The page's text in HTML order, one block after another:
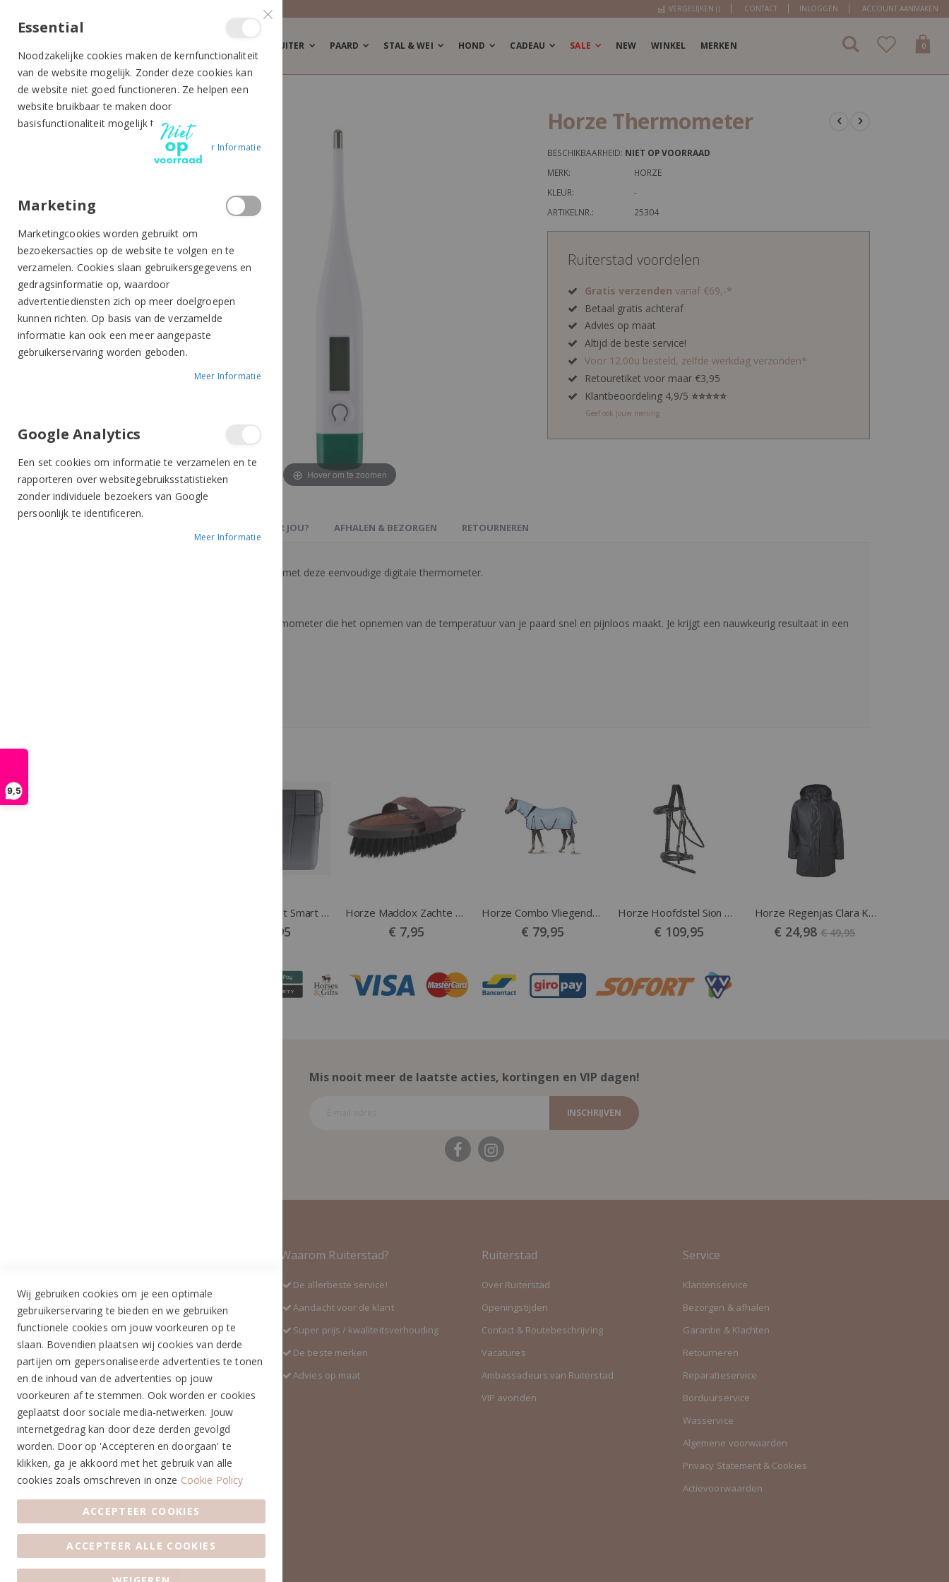
9,5
VERGELIJKEN () CONTACT INLOGGEN ACCOUNT AANMAKEN
RUITER PAARD STAL & WEI HOND CADEAU SALE NEW WINKEL MERKEN
Cart
0items
HORZE THERMOMETER
de
afbeeldingen-
gallerij
de
afbeeldingen-
gallerij
Hover om te zoomen
Horze Thermometer
BESCHIKBAARHEID: NIET OP VOORRAAD
MERK:
HORZE
KLEUR:
-
ARTIKELNR.:
25304
Ruiterstad voordelen
Gratis verzenden vanaf €69,-*
Betaal gratis achteraf
Advies op maat
Altijd de beste service!
Voor 12.00u besteld, zelfde werkdag verzonden*
Retouretiket voor maar €3,95
Klantbeoordeling 4,9/5 ⭐⭐⭐⭐⭐
Geef ook jouw mening
Neem de temperatuur van je paard snel met deze eenvoudige digitale thermometer.
Een eenvoudig te gebruiken digitale thermometer die het opnemen van de temperatuur van je paard snel en pijnloos maakt. Je krijgt een nauwkeurig resultaat in een
OOK IETS VOOR JOU? AFHALEN & BEZORGEN RETOURNEREN
Horze Poetskist Smart Dark Shadow
€ 44,95
Horze Maddox Zachte Borstel Leder Handvat Bruin
€ 7,95
Horze Combo Vliegendeken Freja Vaste hals blauw
€ 79,95
Horze Hoofdstel Sion met Teugels Zwart
€ 109,95
Horze Regenjas Clara Kids Navy
Vanaf
€ 24,98 € 49,95
Mis nooit meer de laatste acties, kortingen en VIP dagen!
INSCHRIJVEN
Industrieweg 3 GH
5688 DP Oirschot
Telefoon:
+31 (0)499 377 311
WhatsApp:
+31 (0)6 291 00 419 (nieuw nummer)
E-mail:
info@ruiterstad.nl
Openingstijden:
Maandag: 13.00 - 17.00u
Woensdag: 10.00 - 17.00u
Donderdag: 10.00 - 17.00u
Vrijdag: 10.00 - 17.00u
Zaterdag: 10.00 - 17.00u
Zondag: Gesloten
Waarom Ruiterstad?
De allerbeste service!
Aandacht voor de klant
Super prijs / kwaliteitsverhouding
De beste merken
Advies op maat
Ruiterstad
Over Ruiterstad
Openingstijden
Contact & Routebeschrijving
Vacatures
Ambassadeurs van Ruiterstad
VIP avonden
Service
Klantenservice
Bezorgen & afhalen
Garantie & Klachten
Retourneren
Reparatieservice
Borduurservice
Wasservice
Algemene voorwaarden
Privacy Statement & Cookies
Actievoorwaarden
Essential
Noodzakelijke cookies maken de kernfunctionaliteit
van de website mogelijk. Zonder deze cookies kan
de website niet goed functioneren. Ze helpen een
website bruikbaar te maken door
basisfunctionaliteit mogelijk te maken.
Meer Informatie
Marketing
Marketingcookies worden gebruikt om
bezoekersacties op de website te volgen en te
verzamelen. Cookies slaan gebruikersgegevens en
gedragsinformatie op, waardoor
advertentiediensten zich op meer doelgroepen
kunnen richten. Op basis van de verzamelde
informatie kan ook een meer aangepaste
gebruikerservaring worden geboden.
Meer Informatie
Google Analytics
Een set cookies om informatie te verzamelen en te
rapporteren over websitegebruiksstatistieken
zonder individuele bezoekers van Google
persoonlijk te identificeren.
Meer Informatie
Wij gebruiken cookies om je een optimale
gebruikerservaring te bieden en we gebruiken
functionele cookies om jouw voorkeuren op te
slaan. Bovendien plaatsen wij cookies van derde
partijen om gepersonaliseerde advertenties te tonen
en de inhoud van de advertenties op jouw
voorkeuren af te stemmen. Ook worden er cookies
geplaatst door sociale media-netwerken. Jouw
internetgedrag kan door deze derden gevolgd
worden. Door op 'Accepteren en doorgaan' te
klikken, ga je akkoord met het gebruik van alle
cookies zoals omschreven in onze Cookie Policy
ACCEPTEER COOKIES
ACCEPTEER ALLE COOKIES